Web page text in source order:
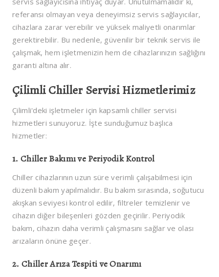
referansı olmayan veya deneyimsiz servis sağlayıcılar,
cihazlara zarar verebilir ve yüksek maliyetli onarımlar
gerektirebilir. Bu nedenle, güvenilir bir teknik servis ile
çalışmak, hem işletmenizin hem de cihazlarınızın sağlığını
garanti altına alır.
Çilimli Chiller Servisi Hizmetlerimiz
Çilimli'deki işletmeler için kapsamlı chiller servisi
hizmetleri sunuyoruz. İşte sunduğumuz başlıca
hizmetler:
1. Chiller Bakımı ve Periyodik Kontrol
Chiller cihazlarının uzun süre verimli çalışabilmesi için
düzenli bakım yapılmalıdır. Bu bakım sırasında, soğutucu
akışkan seviyesi kontrol edilir, filtreler temizlenir ve
cihazın diğer bileşenleri gözden geçirilir. Periyodik
bakım, cihazın daha verimli çalışmasını sağlar ve olası
arızaların önüne geçer.
2. Chiller Arıza Tespiti ve Onarımı